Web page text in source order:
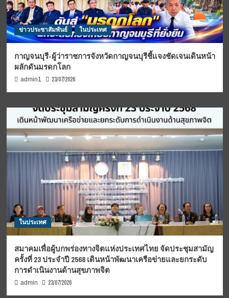
ข่าวประชาสัมพันธ์ ในประเทศ
กาญจนบุรี-ผู้ว่าราชการจังหวัดกาญจนบุรีชี้แจงชัดเจนเดินหน้า
ผลักดันมรดกโลก
admin1 23/07/2026
ในประเทศ
สมาคมเพื่อผู้บกพร่องทางจิตแห่งประเทศไทย จัดประชุมสามัญ
ครั้งที่ 23 ประจำปี 2568 เดินหน้าพัฒนาเครือข่ายและยกระดับ
การดำเนินงานด้านสุขภาพจิต
admin 23/07/2026